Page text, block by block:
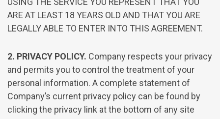
ARE AT LEAST 18 YEARS OLD AND THAT YOU ARE
LEGALLY ABLE TO ENTER INTO THIS AGREEMENT.
2. PRIVACY POLICY. Company respects your privacy
and permits you to control the treatment of your
personal information. A complete statement of
Company’s current privacy policy can be found by
clicking the privacy link at the bottom of any site